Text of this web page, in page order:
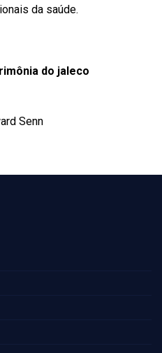
da saúde.
do jaleco
Senn